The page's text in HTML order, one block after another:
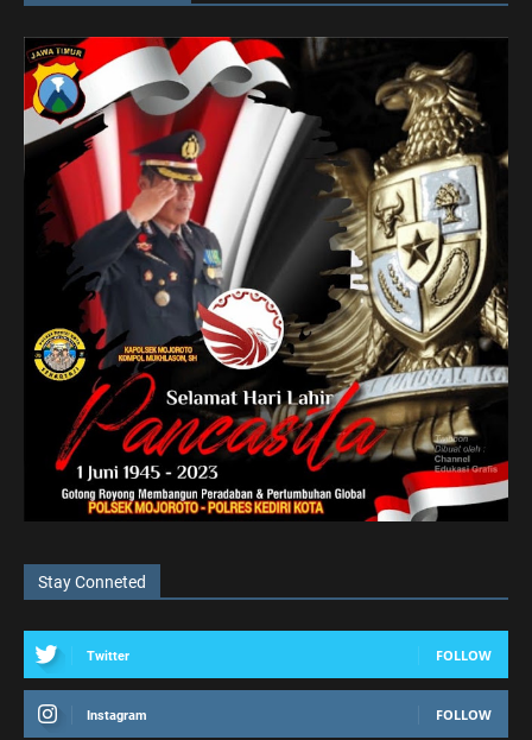
Stay Conneted
Twitter FOLLOW
Instagram FOLLOW